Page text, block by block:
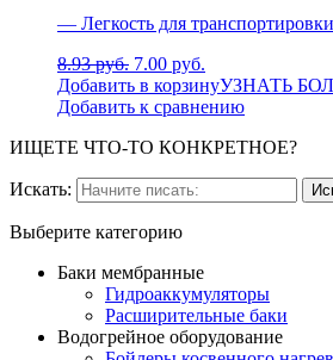
— Легкость для
8.93 руб. 7.00 руб.
Добавить в корзинуУЗНАТЬ
Добавить к сравнению
ИЩЕТЕ ЧТО-ТО КОНКРЕТНОЕ?
Искать:
Выберите категорию
Баки мембранные
Гидроаккумуляторы
Расширительные баки
Водогрейное оборудование